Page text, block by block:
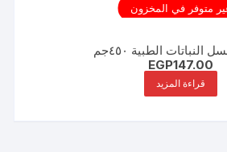
متوفر في المخزون
النباتات الطبية ٤٥٠جم
EGP147.00
قراءة المزيد